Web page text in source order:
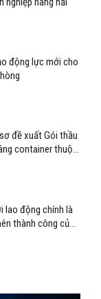
động lực mới cho
đề xuất Gói thầu
container thuộc
Nam – CTCP”
lao động chính là
thành công của